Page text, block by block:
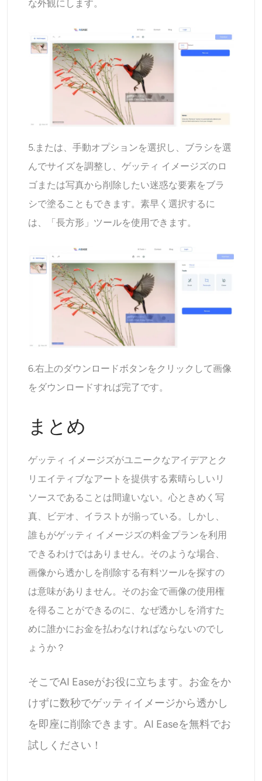
な外観にします。
5.または、手動オプションを選択し、ブラシを選
んでサイズを調整し、ゲッティ イメージズのロ
ゴまたは写真から削除したい迷惑な要素をブラ
シで塗ることもできます。素早く選択するに
は、「長方形」ツールを使用できます。
6.右上のダウンロードボタンをクリックして画像
をダウンロードすれば完了です。
まとめ
ゲッティ イメージズがユニークなアイデアとク
リエイティブなアートを提供する素晴らしいリ
ソースであることは間違いない。心ときめく写
真、ビデオ、イラストが揃っている。しかし、
誰もがゲッティ イメージズの料金プランを利用
できるわけではありません。そのような場合、
画像から透かしを削除する有料ツールを探すの
は意味がありません。そのお金で画像の使用権
を得ることができるのに、なぜ透かしを消すた
めに誰かにお金を払わなければならないのでし
ょうか？
そこでAI Easeがお役に立ちます。お金をか
けずに数秒でゲッティイメージから透かし
を即座に削除できます。AI Easeを無料でお
試しください！